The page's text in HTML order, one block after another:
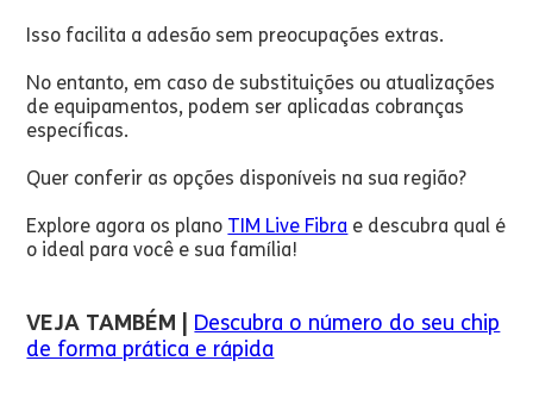
Isso facilita a adesão sem preocupações extras.
No entanto, em caso de substituições ou atualizações
de equipamentos, podem ser aplicadas cobranças
específicas.
Quer conferir as opções disponíveis na sua região?
Explore agora os plano TIM Live Fibra e descubra qual é
o ideal para você e sua família!
VEJA TAMBÉM | Descubra o número do seu chip
de forma prática e rápida